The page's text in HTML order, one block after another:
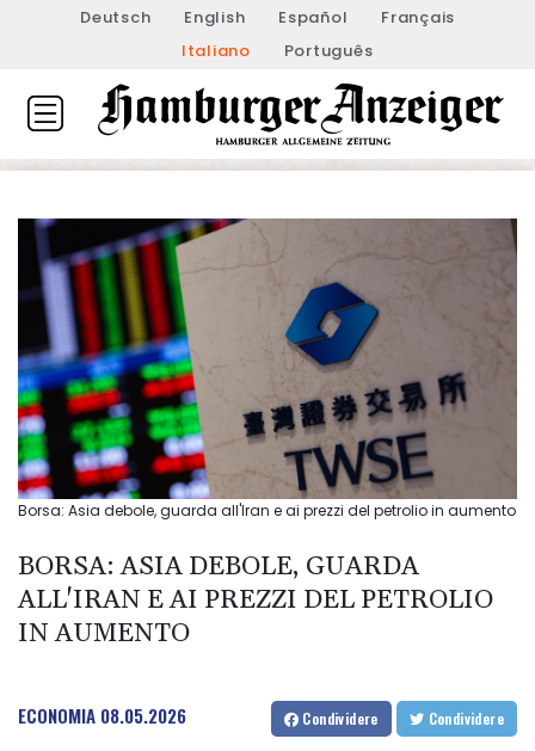
Deutsch English Español
Français
Italiano
Português
Borsa: Asia debole, guarda all'Iran e ai prezzi del petrolio in aumento
BORSA: ASIA DEBOLE, GUARDA
ALL'IRAN E AI PREZZI DEL PETROLIO
IN AUMENTO
ECONOMIA 08.05.2026 Condividere Condividere